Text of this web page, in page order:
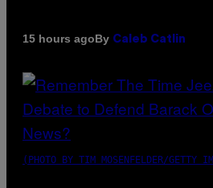
15 hours agoBy Caleb Catlin
(PHOTO BY TIM MOSENFELDER/GETTY